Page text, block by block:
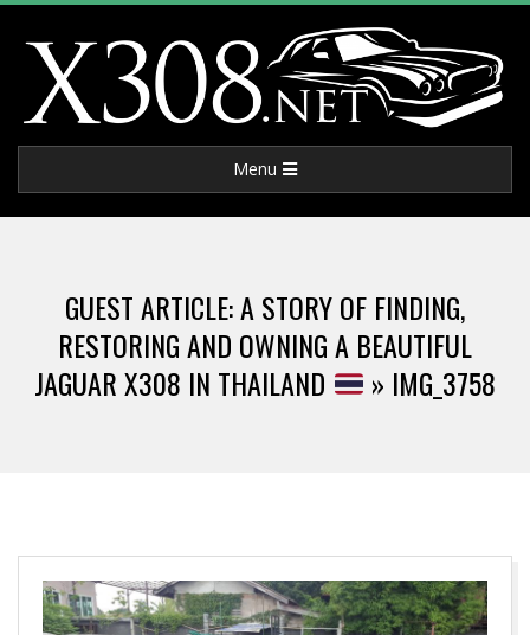
content
X
3
8
E
T
Navigation
Menu
GUEST ARTICLE: A STORY OF FINDING,
RESTORING AND OWNING A BEAUTIFUL
JAGUAR X308 IN THAILAND
» IMG_3758